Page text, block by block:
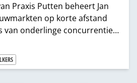
Praxis Putten beheert Jan
op korte afstand
van onderlinge concurrentie
tussen de twee